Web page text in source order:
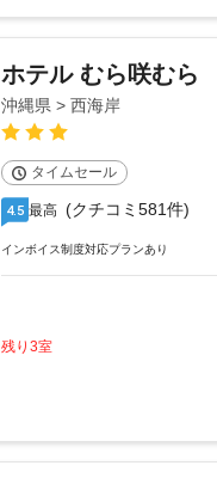
ホテル むら咲むら
沖縄県 > 西海岸
タイムセール
4.5 最高 (クチコミ581件)
インボイス制度対応プランあり
残り3室